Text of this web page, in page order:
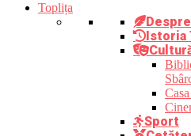
Toplița
Istoria
Sport